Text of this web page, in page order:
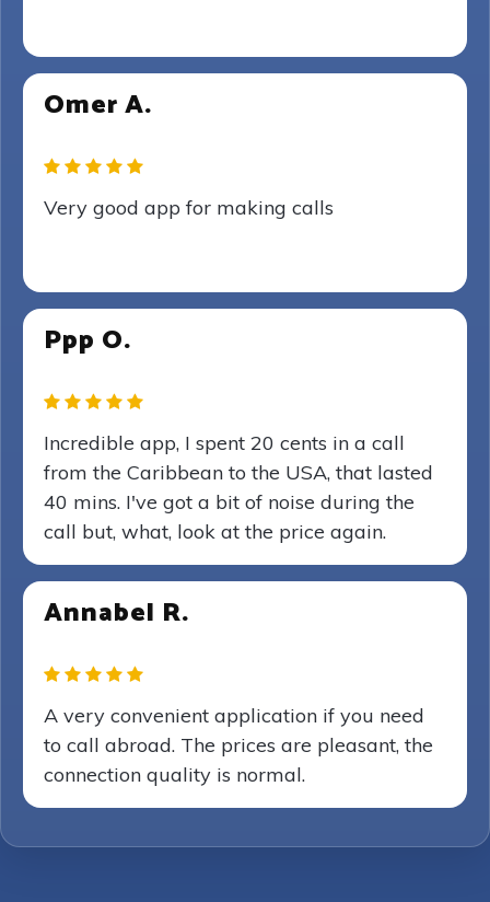
Omer A.
Very good app for making calls
Ppp O.
Incredible app, I spent 20 cents in a call
from the Caribbean to the USA, that lasted
40 mins. I've got a bit of noise during the
call but, what, look at the price again.
Annabel R.
A very convenient application if you need
to call abroad. The prices are pleasant, the
connection quality is normal.